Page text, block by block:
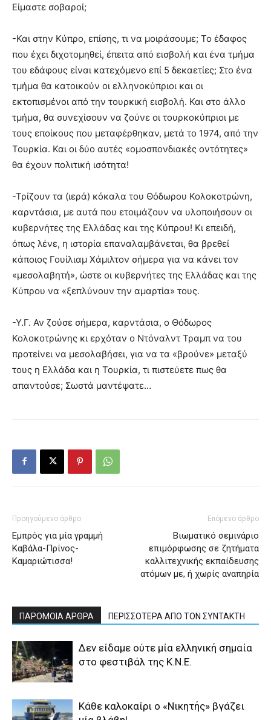
Είμαστε σοβαροί;
-Και στην Κύπρο, επίσης, τι να μοιράσουμε; Το έδαφος
που έχει διχοτομηθεί, έπειτα από εισβολή και ένα τμήμα
του εδάφους είναι κατεχόμενο επί 5 δεκαετίες; Στο ένα
τμήμα θα κατοικούν οι ελληνοκύπριοι και οι
εκτοπισμένοι από την τουρκική εισβολή. Και στο άλλο
τμήμα, θα συνεχίσουν να ζούνε οι τουρκοκύπριοι με
τους εποίκους που μεταφέρθηκαν, μετά το 1974, από την
Τουρκία. Και οι δύο αυτές «ομοσπονδιακές οντότητες»
θα έχουν πολιτική ισότητα!
-Τρίζουν τα (ιερά) κόκαλα του Θόδωρου Κολοκοτρώνη,
καρντάσια, με αυτά που ετοιμάζουν να υλοποιήσουν οι
κυβερνήτες της Ελλάδας και της Κύπρου! Κι επειδή,
όπως λένε, η ιστορία επαναλαμβάνεται, θα βρεθεί
κάποιος Γουίλιαμ Χάμιλτον σήμερα για να κάνει τον
«μεσολαβητή», ώστε οι κυβερνήτες της Ελλάδας και της
Κύπρου να «ξεπλύνουν την αμαρτία» τους.
-Υ.Γ. Αν ζούσε σήμερα, καρντάσια, ο Θόδωρος
Κολοκοτρώνης κι ερχόταν ο Ντόναλντ Τραμπ να του
προτείνει να μεσολαβήσει, για να τα «βρούνε» μεταξύ
τους η Ελλάδα και η Τουρκία, τι πιστεύετε πως θα
απαντούσε; Σωστά μαντέψατε…
Προηγούμενο άρθρο
Εμπρός για μία γραμμή
Καβάλα-Πρίνος-
Καμαριώτισσα!
Επόμενο άρθρο
Βιωματικό σεμινάριο
επιμόρφωσης σε ζητήματα
καλλιτεχνικής εκπαίδευσης
ατόμων με, ή χωρίς αναπηρία
ΠΑΡΟΜΟΙΑ ΑΡΘΡΑ ΠΕΡΙΣΣΟΤΕΡΑ ΑΠΟ ΤΟΝ ΣΥΝΤΑΚΤΗ
Δεν είδαμε ούτε μία ελληνική σημαία
στο φεστιβάλ της Κ.Ν.Ε.
Κάθε καλοκαίρι ο «Νικητής» βγάζει